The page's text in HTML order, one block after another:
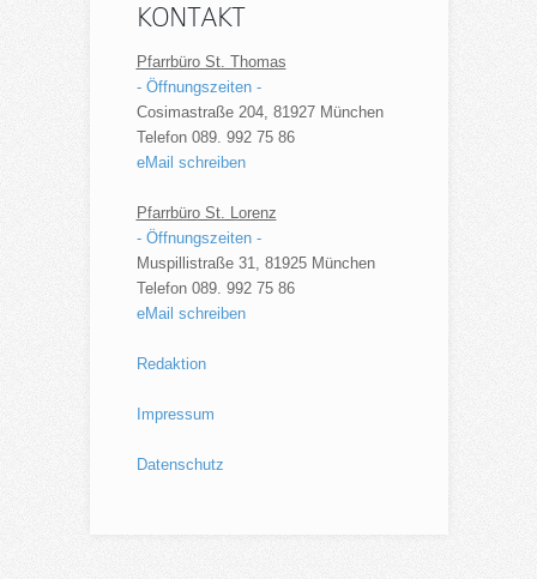
KONTAKT
Pfarrbüro St. Thomas
- Öffnungszeiten -
Cosimastraße 204, 81927 München
Telefon 089. 992 75 86
eMail schreiben
Pfarrbüro St. Lorenz
- Öffnungszeiten -
Muspillistraße 31, 81925 München
Telefon 089. 992 75 86
eMail schreiben
Redaktion
Impressum
Datenschutz